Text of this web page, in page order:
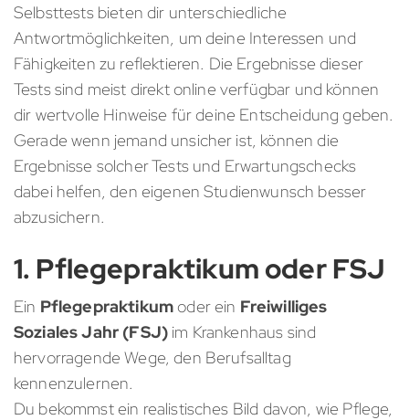
Selbsttests bieten dir unterschiedliche
Antwortmöglichkeiten, um deine Interessen und
Fähigkeiten zu reflektieren. Die Ergebnisse dieser
Tests sind meist direkt online verfügbar und können
dir wertvolle Hinweise für deine Entscheidung geben.
Gerade wenn jemand unsicher ist, können die
Ergebnisse solcher Tests und Erwartungschecks
dabei helfen, den eigenen Studienwunsch besser
abzusichern.
1. Pflegepraktikum oder FSJ
Ein Pflegepraktikumoder ein Freiwilliges
Soziales Jahr (FSJ) im Krankenhaus sind
hervorragende Wege, den Berufsalltag
kennenzulernen.
Du bekommst ein realistisches Bild davon, wie Pflege,